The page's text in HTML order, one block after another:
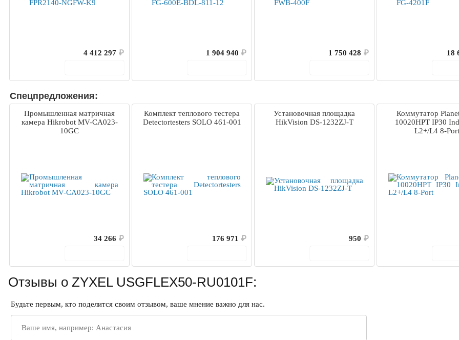
4 412 297 ₽
1 904 940 ₽
1 750 428 ₽
18
Спецпредложения:
Промышленная матричная
камера Hikrobot MV-CA023-
10GC
34 266 ₽
Комплект теплового тестера
Detectortesters SOLO 461-001
176 971 ₽
Установочная площадка
HikVision DS-1232ZJ-T
950 ₽
Коммутатор
10020HPT IP30
L2+/L4 8-Port
Отзывы о ZYXEL USGFLEX50-RU0101F:
Будьте первым, кто поделится своим отзывом, ваше мнение важно для нас.